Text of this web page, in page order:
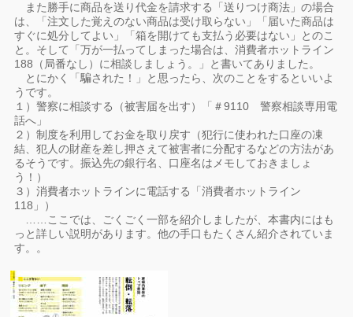
また勝手に商品を送り代金を請求する「送りつけ商法」の場合
は、「注文した覚えのない商品は受け取らない」「届いた商品は
すぐに処分してよい」「箱を開けても支払う必要はない」とのこ
と。そして「万が一払ってしまった場合は、消費者ホットライン
188（局番なし）に相談しましょう。」と書いてありました。
とにかく「騙された！」と思ったら、次のことをするといいよ
うです。
１）警察に相談する（被害届を出す）「＃9110 警察相談専用電
話へ」
２）制度を利用してお金を取り戻す（犯行に使われた口座の凍
結、犯人の財産を差し押さえて被害者に分配するなどの方法があ
るそうです。振込先の銀行名、口座名はメモしておきましょ
う！）
３）消費者ホットラインに電話する「消費者ホットライン
118」）
……ここでは、ごくごく一部を紹介しましたが、本書内にはも
っと詳しい説明があります。他の手口もたくさん紹介されていま
す。。